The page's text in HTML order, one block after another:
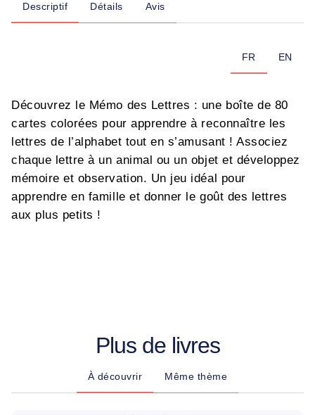
Descriptif Détails Avis
FR EN
Découvrez le Mémo des Lettres : une boîte de 80
cartes colorées pour apprendre à reconnaître les
lettres de l’alphabet tout en s’amusant ! Associez
chaque lettre à un animal ou un objet et développez
mémoire et observation. Un jeu idéal pour
apprendre en famille et donner le goût des lettres
aux plus petits !
Plus de livres
À découvrir Même thème